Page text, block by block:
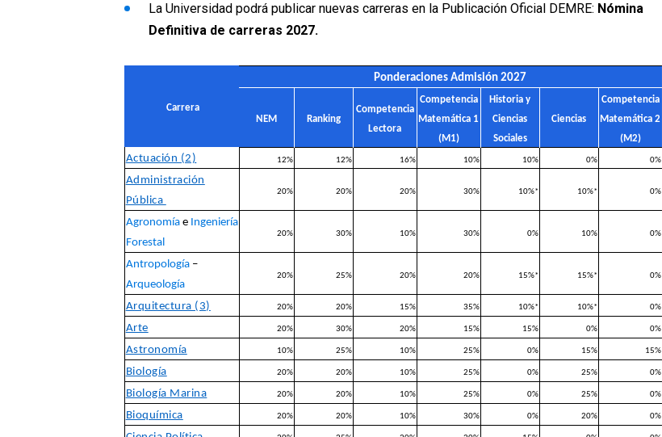
La Universidad podrá publicar nuevas carreras en la Publicación Oficial DEMRE: Nómina
Definitiva de carreras 2027.
Carrera
Ponderaciones Admisión 2027
NEM Ranking
Competencia
Lectora
Competencia
Matemática 1
(M1)
Historia y
Ciencias
Sociales
Ciencias
Competencia
Matemática 2
(M2)
Actuación (2) 12% 12% 16% 10% 10% 0% 0%
Administración
Pública
20% 20% 20% 30% 10%* 10%* 0%
Agronomíae Ingeniería
Forestal
20% 30% 10% 30% 0% 10% 0%
Antropología–
Arqueología
20% 25% 20% 20% 15%* 15%* 0%
Arquitectura (3) 20% 20% 15% 35% 10%* 10%* 0%
Arte 20% 30% 20% 15% 15% 0% 0%
Astronomía 10% 25% 10% 25% 0% 15% 15%
Biología 20% 20% 10% 25% 0% 25% 0%
Biología Marina 20% 20% 10% 25% 0% 25% 0%
Bioquímica 20% 20% 10% 30% 0% 20% 0%